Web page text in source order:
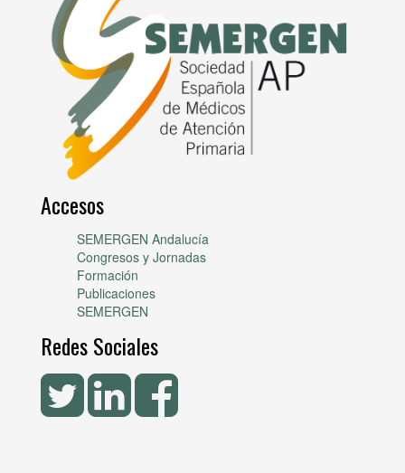
Accesos
SEMERGEN Andalucía
Congresos y Jornadas
Formación
Publicaciones
SEMERGEN
Redes Sociales